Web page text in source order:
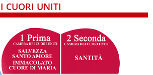
CUORI UNITI